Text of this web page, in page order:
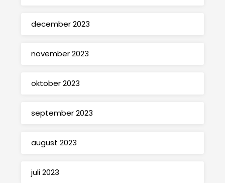
december 2023
november 2023
oktober 2023
september 2023
august 2023
juli 2023